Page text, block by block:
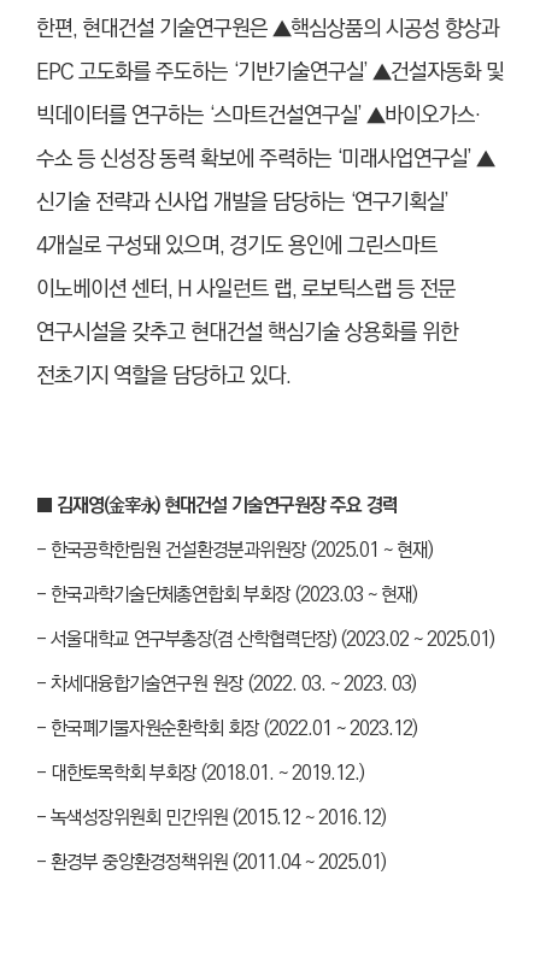
한편, 현대건설 기술연구원은 ▲핵심상품의 시공성 향상과
EPC 고도화를 주도하는 ‘기반기술연구실’ ▲건설자동화 및
빅데이터를 연구하는 ‘스마트건설연구실’ ▲바이오가스·
수소 등 신성장 동력 확보에 주력하는 ‘미래사업연구실’ ▲
신기술 전략과 신사업 개발을 담당하는 ‘연구기획실’
4개실로 구성돼 있으며, 경기도 용인에 그린스마트
이노베이션 센터, H 사일런트 랩, 로보틱스랩 등 전문
연구시설을 갖추고 현대건설 핵심기술 상용화를 위한
전초기지 역할을 담당하고 있다.
■ 김재영(金宰永) 현대건설 기술연구원장 주요 경력
- 한국공학한림원 건설환경분과위원장 (2025.01 ~ 현재)
- 한국과학기술단체총연합회 부회장 (2023.03 ~ 현재)
- 서울대학교 연구부총장(겸 산학협력단장) (2023.02 ~ 2025.01)
- 차세대융합기술연구원 원장 (2022. 03. ~ 2023. 03)
- 한국폐기물자원순환학회 회장 (2022.01 ~ 2023.12)
- 대한토목학회 부회장 (2018.01. ~ 2019.12.)
- 녹색성장위원회 민간위원 (2015.12 ~ 2016.12)
- 환경부 중앙환경정책위원 (2011.04 ~ 2025.01)